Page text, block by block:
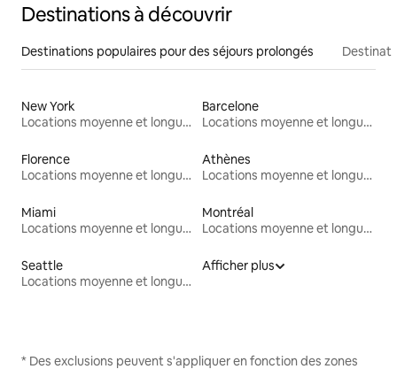
Destinations à découvrir
Destinations populaires pour des séjours prolongés
New York
Locations moyenne et longue durée
Barcelone
Locations moyenne et longue durée
Florence
Locations moyenne et longue durée
Athènes
Locations moyenne et longue durée
Miami
Locations moyenne et longue durée
Montréal
Locations moyenne et longue durée
Seattle
Locations moyenne et longue durée
Afficher plus
* Des exclusions peuvent s'appliquer en fonction des zones